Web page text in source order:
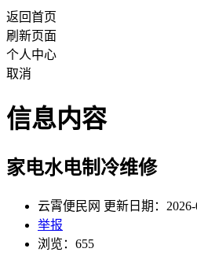
返回首页
刷新页面
个人中心
取消
信息内容
家电水电制冷维修
云霄便民网 更新日期：2026-
举报
浏览：655